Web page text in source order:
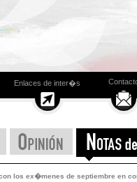
Enlaces de inter�s
los ex�menes de septiembre en